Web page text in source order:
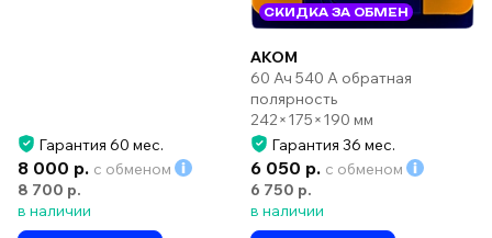
Гарантия 60 мес.
8 000 р. с обменом
8 700 р.
в наличии
СКИДКА ЗА ОБМЕН
AKOM
60 Ач 540 А обратная
полярность
242×175×190 мм
Гарантия 36 мес.
6 050 р. с обменом
6 750 р.
в наличии